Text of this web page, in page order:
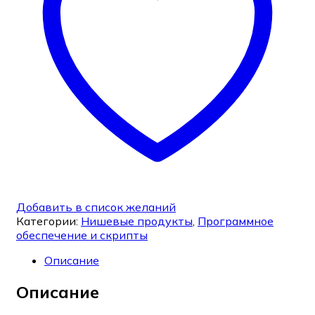
Добавить в список желаний
Категории: Нишевые продукты, Программное
обеспечение и скрипты
Описание
Описание